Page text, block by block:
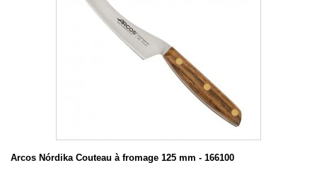
Arcos Nórdika Couteau à fromage 125 mm - 166100